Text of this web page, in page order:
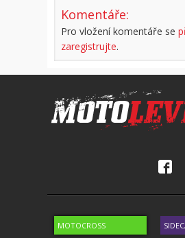
Komentáře:
Pro vložení komentáře se
zaregistrujte.
MOTOCROSS